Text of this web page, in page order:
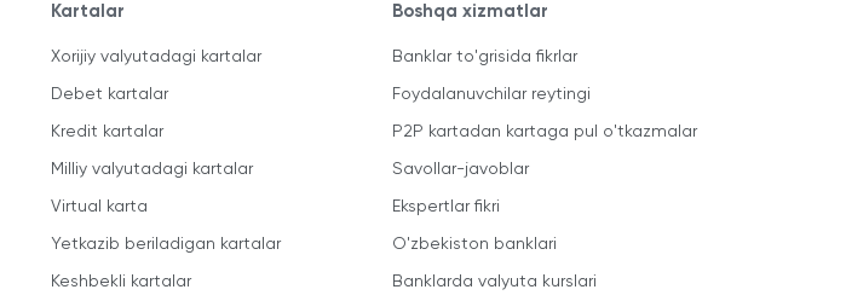
Kartalar
Xorijiy valyutadagi kartalar
Debet kartalar
Kredit kartalar
Milliy valyutadagi kartalar
Virtual karta
Yetkazib beriladigan kartalar
Keshbekli kartalar
Boshqa xizmatlar
Banklar to'grisida fikrlar
Foydalanuvchilar reytingi
P2P kartadan kartaga pul o'tkazmalar
Savollar-javoblar
Ekspertlar fikri
O'zbekiston banklari
Banklarda valyuta kurslari